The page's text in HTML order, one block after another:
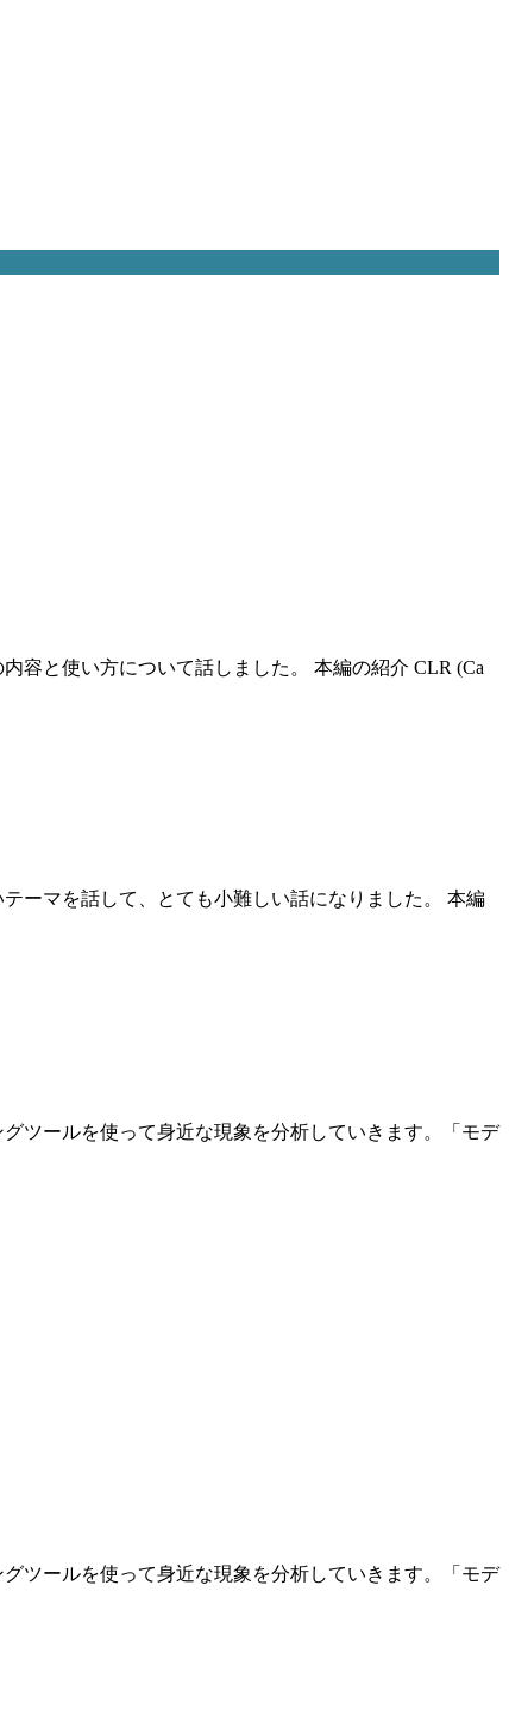
容と使い方について話しました。 本編の紹介 CLR (Ca
ーマを話して、とても小難しい話になりました。 本編
ツールを使って身近な現象を分析していきます。「モデ
ツールを使って身近な現象を分析していきます。「モデ